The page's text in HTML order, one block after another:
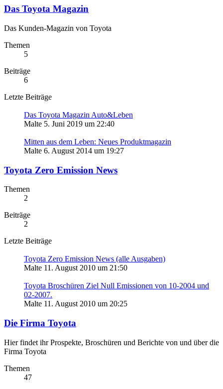
Das Toyota Magazin
Das Kunden-Magazin von Toyota
Themen
5
Beiträge
6
Letzte Beiträge
Das Toyota Magazin Auto&Leben
Malte 5. Juni 2019 um 22:40
Mitten aus dem Leben: Neues Produktmagazin
Malte 6. August 2014 um 19:27
Toyota Zero Emission News
Themen
2
Beiträge
2
Letzte Beiträge
Toyota Zero Emission News (alle Ausgaben)
Malte 11. August 2010 um 21:50
Toyota Broschüren Ziel Null Emissionen von 10-2004 und
02-2007.
Malte 11. August 2010 um 20:25
Die Firma Toyota
Hier findet ihr Prospekte, Broschüren und Berichte von und über die
Firma Toyota
Themen
47